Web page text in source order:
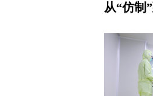
从“仿制